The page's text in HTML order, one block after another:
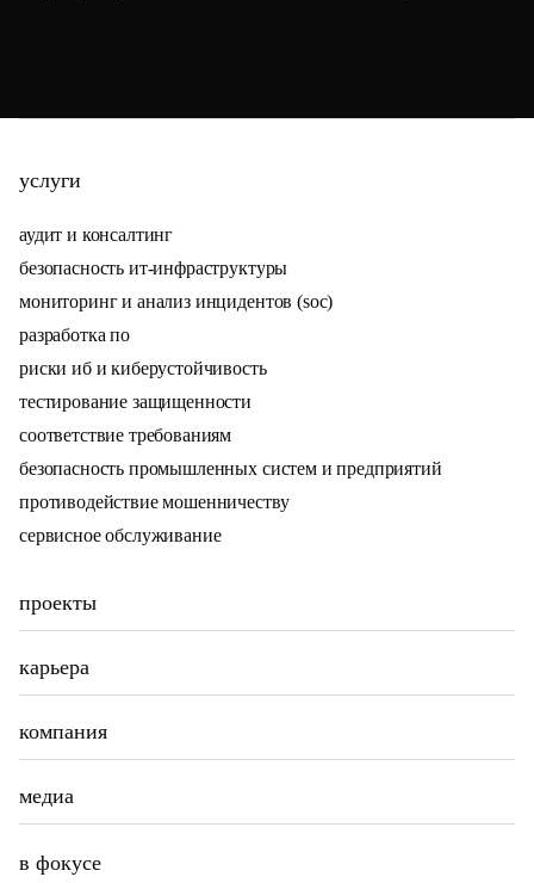
связана с автоматизированными атаками на веб-
услуги
аудит и консалтинг
безопасность ит-инфраструктуры
мониторинг и анализ инцидентов (soc)
разработка по
риски иб и киберустойчивость
тестирование защищенности
соответствие требованиям
безопасность промышленных систем и предприятий
противодействие мошенничеству
сервисное обслуживание
проекты
карьера
компания
в фокусе
медиа